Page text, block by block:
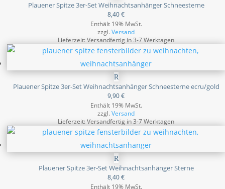
Plauener Spitze 3er-Set Weihnachtsanhänger Schneesterne
8,40€
Enthält 19% MwSt.
zzgl.Versand
Lieferzeit: Versandfertig in 3-7 Werktagen
Plauener Spitze 3er-Set Weihnachtsanhänger Schneesterne ecru/gold
9,90€
Enthält 19% MwSt.
zzgl.Versand
Lieferzeit: Versandfertig in 3-7 Werktagen
Plauener Spitze 3er-Set Weihnachtsanhänger Sterne
8,40€
Enthält 19% MwSt.